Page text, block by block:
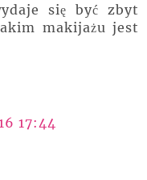
się być zbyt
makijażu jest
17:44